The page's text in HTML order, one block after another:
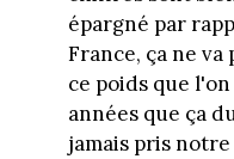
épargné par
France, ça ne va
ce poids que
années que ça
jamais pris